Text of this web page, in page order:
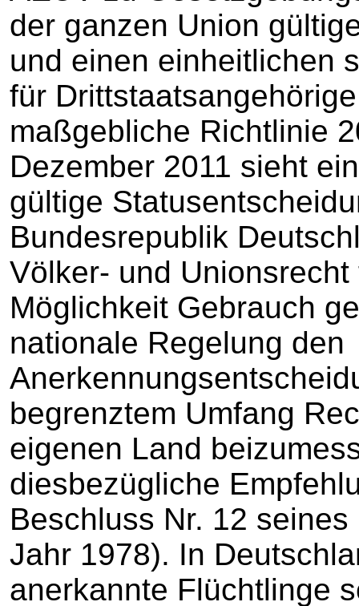
der ganzen Union
und einen einheitlichen
für
maßgebliche Richtlinie
Dezember 2011 sieht
gültige
Bundesrepublik
Völker- und
Möglichkeit Gebrauch
nationale Regelung den
begrenztem Umfang
eigenen Land
diesbezügliche
Beschluss Nr. 12
Jahr 1978). In
anerkannte Flüchtlinge